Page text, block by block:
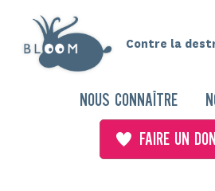
Contre la
NOUS CONNAÎTRE
FAIRE UN DON